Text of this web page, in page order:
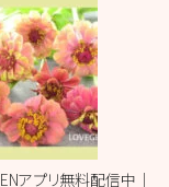
アプリ無料配信中｜